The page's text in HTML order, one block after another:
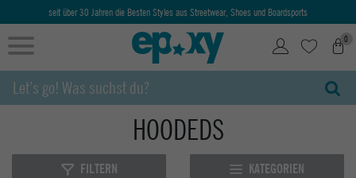
seit über 30 Jahren die Besten Styles aus Streetwear, Shoes und Boardsports
0
HOODEDS
FILTERN KATEGORIEN